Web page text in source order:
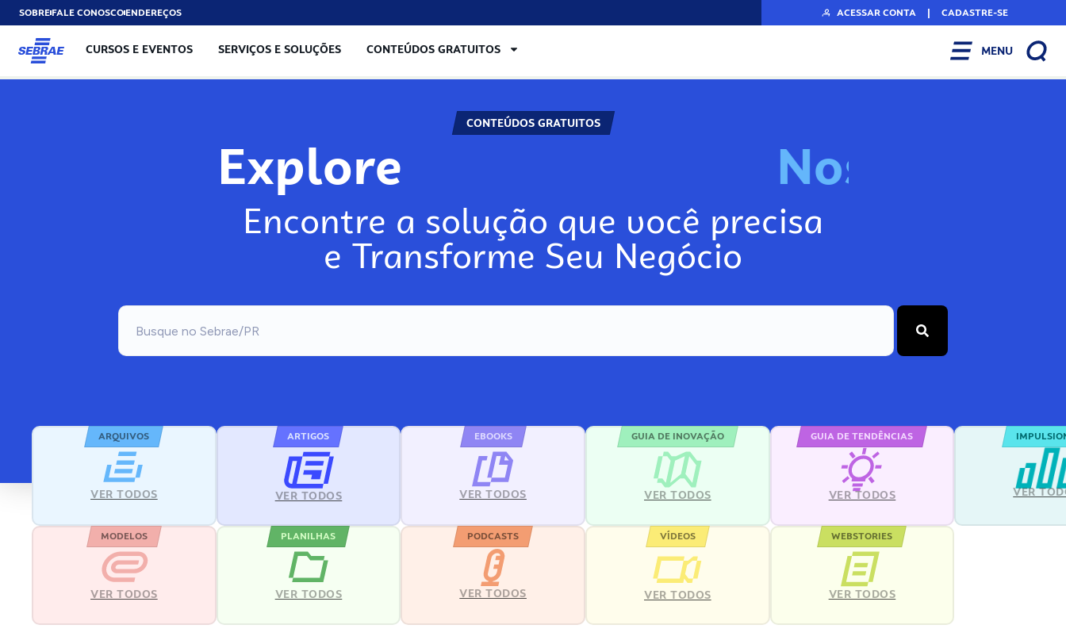
SOBREFALE CONOSCOENDEREÇOS ACESSAR CONTA | CADASTRE-SE
CURSOS E EVENTOS SERVIÇOS E SOLUÇÕES CONTEÚDOS GRATUITOS MENU
CONTEÚDOS GRATUITOS
Explore No
Encontre a solução que você precisa
e Transforme Seu Negócio
ARQUIVOS
VER TODOS
ARTIGOS
VER TODOS
EBOOKS
VER TODOS
GUIA DE INOVAÇÃO
VER TODOS
GUIA DE TENDÊNCIAS
VER TODOS VER
MODELOS
VER TODOS
PLANILHAS
VER TODOS
PODCASTS
VER TODOS
VÍDEOS
VER TODOS
WEBSTORIES
VER TODOS